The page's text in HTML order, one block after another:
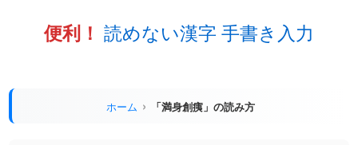
便利！ 読めない漢字 手書き入力
ホーム 「満身創痍」の読み方